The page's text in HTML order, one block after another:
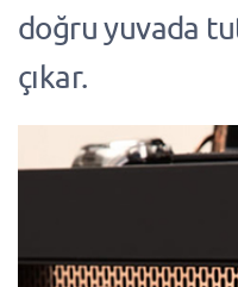
doğru yuvada
çıkar.